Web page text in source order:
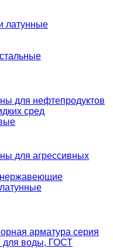
латунные
для нефтепродуктов
сред
для агрессивных
арматура серия
для воды, ГОСТ